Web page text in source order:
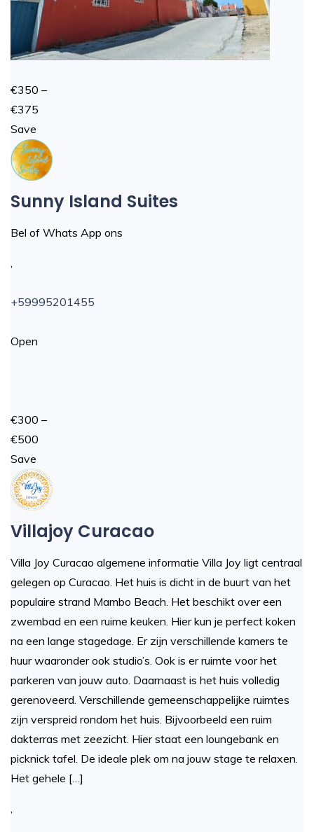
€350 –
€375
Save
Sunny Island Suites
Bel of Whats App ons
+59995201455
Open
€300 –
€500
Save
Villajoy Curacao
Villa Joy Curacao algemene informatie Villa Joy ligt centraal
gelegen op Curacao. Het huis is dicht in de buurt van het
populaire strand Mambo Beach. Het beschikt over een
zwembad en een ruime keuken. Hier kun je perfect koken
na een lange stagedage. Er zijn verschillende kamers te
huur waaronder ook studio’s. Ook is er ruimte voor het
parkeren van jouw auto. Daarnaast is het huis volledig
gerenoveerd. Verschillende gemeenschappelijke ruimtes
zijn verspreid rondom het huis. Bijvoorbeeld een ruim
dakterras met zeezicht. Hier staat een loungebank en
picknick tafel. De ideale plek om na jouw stage te relaxen.
Het gehele […]